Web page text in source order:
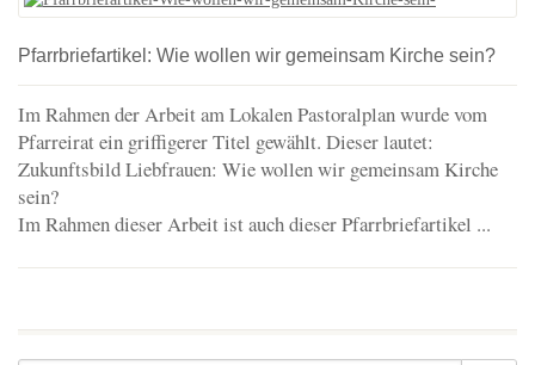
Pfarrbriefartikel: Wie wollen wir gemeinsam Kirche sein?
Im Rahmen der Arbeit am Lokalen Pastoralplan wurde vom
Pfarreirat ein griffigerer Titel gewählt. Dieser lautet:
Zukunftsbild Liebfrauen: Wie wollen wir gemeinsam Kirche
sein?
Im Rahmen dieser Arbeit ist auch dieser Pfarrbriefartikel ...